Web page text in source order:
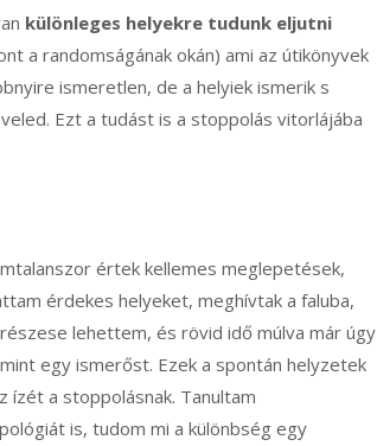
különleges helyekre tudunk eljutni
a randomságának okán) ami az útikönyvek
ismeretlen, de a helyiek ismerik s
Ezt a tudást is a stoppolás vitorlájába
értek kellemes meglepetések,
érdekes helyeket, meghívtak a faluba,
lehettem, és rövid idő múlva már úgy
egy ismerőst. Ezek a spontán helyzetek
ízét a stoppolásnak. Tanultam
is, tudom mi a különbség egy